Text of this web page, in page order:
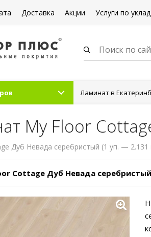
Доставка Акции Услуги по
Ламинат в
My Floor
Дуб Невада серебристый (1 уп. — 2.131
Cottage Дуб Невада